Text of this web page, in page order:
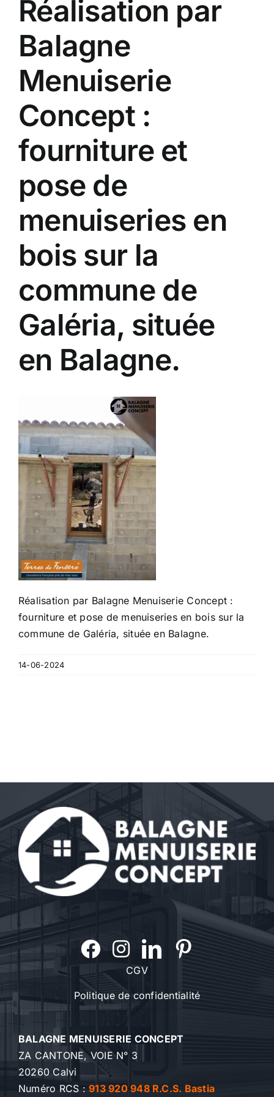
Contact
A propos
Clients
Réalisation par
Balagne
Menuiserie
Concept :
fourniture et
pose de
menuiseries en
bois sur la
commune de
Galéria, située
en Balagne.
Réalisation par Balagne Menuiserie Concept :
fourniture et pose de menuiseries en bois sur la
commune de Galéria, située en Balagne.
14-06-2024
CGV
Politique de confidentialité
BALAGNE MENUISERIE CONCEPT
ZA CANTONE, VOIE N° 3
20260 Calvi
Numéro RCS :913 920 948 R.C.S. Bastia